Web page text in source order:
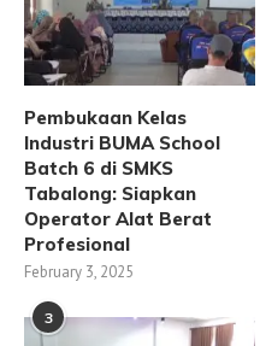
Pembukaan Kelas
Industri BUMA School
Batch 6 di SMKS
Tabalong: Siapkan
Operator Alat Berat
Profesional
February 3, 2025
3